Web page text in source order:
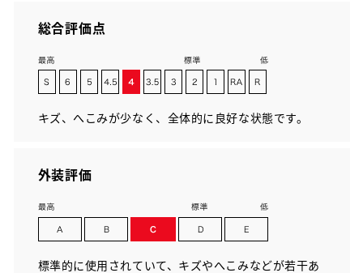
総合評価点
キズ、へこみが少なく、全体的に良好な状態です。
外装評価
標準的に使用されていて、キズやへこみなどが若干あ